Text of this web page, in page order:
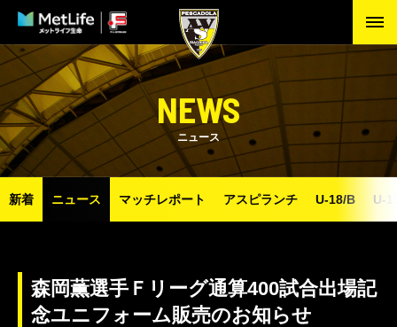
NEWS
ニュース
新着 ニュース マッチレポート アスピランチ U-18/B U-
森岡薫選手Ｆリーグ通算400試合出場記
念ユニフォーム販売のお知らせ